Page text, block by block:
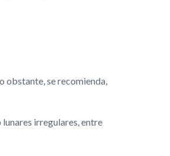
obstante, se recomienda,
lunares irregulares, entre